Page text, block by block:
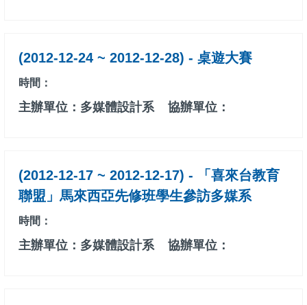
(2012-12-24 ~ 2012-12-28) - 桌遊大賽
時間：
主辦單位：多媒體設計系 協辦單位：
(2012-12-17 ~ 2012-12-17) - 「喜來台教育
聯盟」馬來西亞先修班學生參訪多媒系
時間：
主辦單位：多媒體設計系 協辦單位：